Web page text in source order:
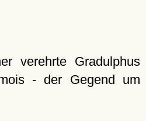
verehrte Gradulphus
- der Gegend um